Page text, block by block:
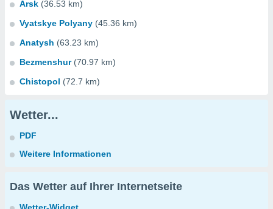
Arsk (36.53 km)
Vyatskye Polyany (45.36 km)
Anatysh (63.23 km)
Bezmenshur (70.97 km)
Chistopol (72.7 km)
Wetter...
PDF
Weitere Informationen
Das Wetter auf Ihrer Internetseite